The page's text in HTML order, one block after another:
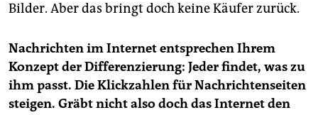
Bilder. Aber das bringt doch keine Käufer zurück.
Nachrichten im Internet entsprechen Ihrem
Konzept der Differenzierung: Jeder findet, was zu
ihm passt. Die Klickzahlen für Nachrichtenseiten
steigen. Gräbt nicht also doch das Internet den